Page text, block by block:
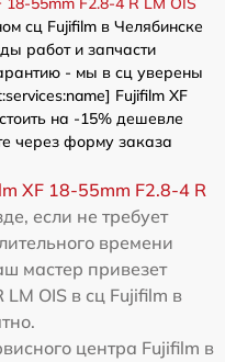
сц Fujifilm в Челябинске
работ и запчасти
- мы в сц уверены
Fujifilm XF
на -15% дешевле
через форму заказа
XF 18-55mm F2.8-4 R
если не требует
времени
мастер привезет
OIS в сц Fujifilm в
центра Fujifilm в